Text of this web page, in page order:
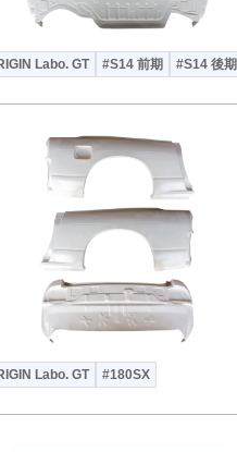
Labo. GT #S14 前期 #S14 後期
Labo. GT #180SX